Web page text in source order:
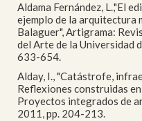
Aldama Fernández, L.,"El
ejemplo de la arquitectura
Balaguer", Artigrama:
del Arte de la Universidad
633-654.
Alday, I., "Catástrofe,
Reflexiones construidas
Proyectos integrados de
2011, pp. 204-213.